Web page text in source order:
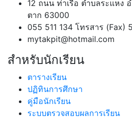
12 ถนน ท่าเรือ ตำบลระแหง
ตาก 63000
055 511 134 โทรสาร (Fax)
mytakpit@hotmail.com
สำหรับนักเรียน
ตารางเรียน
ปฏิทินการศึกษา
คู่มือนักเรียน
ระบบตรวจสอบผลการเรียน